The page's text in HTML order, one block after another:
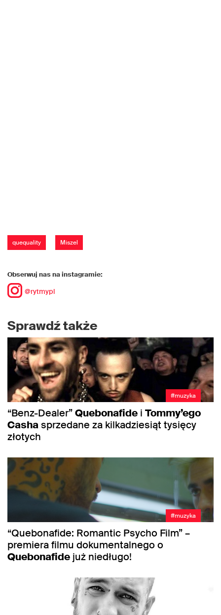
quequality Miszel
Obserwuj nas na instagramie:
@rytmypl
Sprawdź także
#muzyka
“Benz-Dealer”Quebonafide i Tommy’ego
Cashasprzedane za kilkadziesiąt tysięcy
złotych
#muzyka
“Quebonafide: Romantic Psycho Film” –
premiera filmu dokumentalnego o
Quebonafide już niedługo!